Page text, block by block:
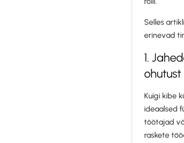
Selles
erinevad
1.
ohutust
Kuigi kibe
ideaalsed
töötajad
raskete